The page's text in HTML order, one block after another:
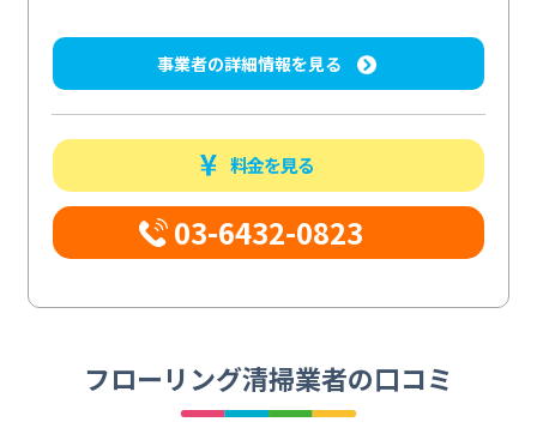
事業者の詳細情報を見る
料金を見る
03-6432-0823
フローリング清掃業者の口コミ